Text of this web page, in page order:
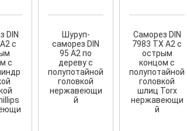
и фасадов.
DIN
с
с
Шуруп-
саморез DIN
95 А2 по
дереву с
полупотайной
головкой
нержавеющи
й
Саморез DIN
7983 TX A2 с
острым
концом с
полупотайной
головкой
шлиц Torx
нержавеющи
й